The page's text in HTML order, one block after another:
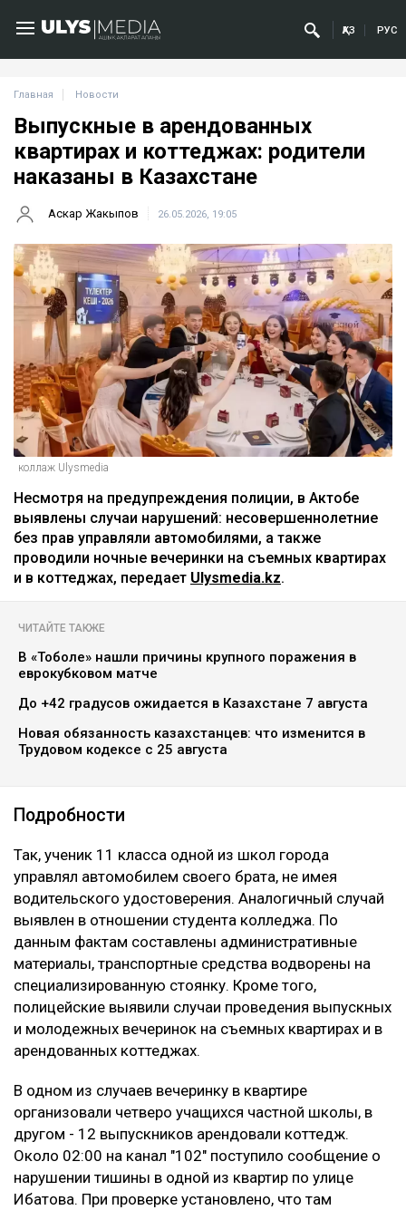
ҚАЗ РУС
Главная Новости
Выпускные в арендованных
квартирах и коттеджах: родители
наказаны в Казахстане
Аскар Жакыпов 26.05.2026, 19:05
коллаж Ulysmedia
Несмотря на предупреждения полиции, в Актобе
выявлены случаи нарушений: несовершеннолетние
без прав управляли автомобилями, а также
проводили ночные вечеринки на съемных квартирах
и в коттеджах, передает Ulysmedia.kz.
ЧИТАЙТЕ ТАКЖЕ
В «Тоболе» нашли причины крупного поражения в
еврокубковом матче
До +42 градусов ожидается в Казахстане 7 августа
Новая обязанность казахстанцев: что изменится в
Трудовом кодексе с 25 августа
Подробности
Так, ученик 11 класса одной из школ города
управлял автомобилем своего брата, не имея
водительского удостоверения. Аналогичный случай
выявлен в отношении студента колледжа. По
данным фактам составлены административные
материалы, транспортные средства водворены на
специализированную стоянку. Кроме того,
полицейские выявили случаи проведения выпускных
и молодежных вечеринок на съемных квартирах и в
арендованных коттеджах.
В одном из случаев вечеринку в квартире
организовали четверо учащихся частной школы, в
другом - 12 выпускников арендовали коттедж.
Около 02:00 на канал "102" поступило сообщение о
нарушении тишины в одной из квартир по улице
Ибатова. При проверке установлено, что там